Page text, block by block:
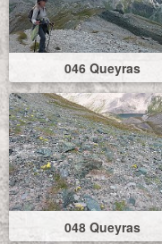
046 Queyras
048 Queyras